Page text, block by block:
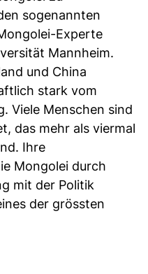
sogenannten
Experte
Mannheim.
und China
stark vom
Viele Menschen sind
das mehr als viermal
Ihre
Mongolei durch
mit der Politik
der grössten